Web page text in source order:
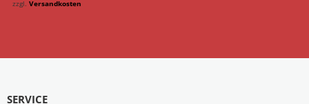
zzgl. Versandkosten
SERVICE